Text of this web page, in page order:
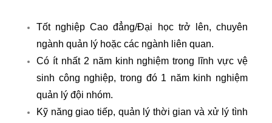
Tốt nghiệp Cao đẳng/Đại học trở lên, chuyên
ngành quản lý hoặc các ngành liên quan.
Có ít nhất 2 năm kinh nghiệm trong lĩnh vực vệ
sinh công nghiệp, trong đó 1 năm kinh nghiệm
quản lý đội nhóm.
Kỹ năng giao tiếp, quản lý thời gian và xử lý tình